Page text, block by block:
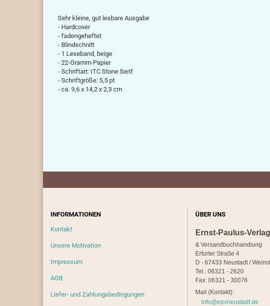
Sehr kleine, gut lesbare Ausgabe
- Hardcover
- fadengeheftet
- Blindschnitt
- 1 Leseband, beige
- 22-Gramm-Papier
- Schriftart: ITC Stone Serif
- Schriftgröße: 5,5 pt
- ca. 9,6 x 14,2 x 2,3 cm
INFORMATIONEN
Kontakt
Unsere Motivation
Impressum
AGB
Liefer- und Zahlungsbedingungen
ÜBER UNS
Ernst-Paulus-Verlag
& Versandbuchhandlung
Erfurter Straße 4
D - 67433 Neustadt /
Tel.: 06321 - 2620
Fax: 06321 - 30076
Mail (Kontakt):
info@epvneustadt.de